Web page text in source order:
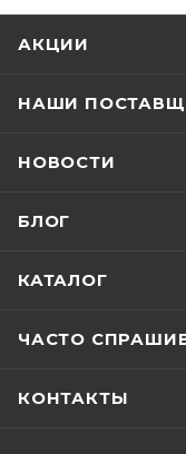
АКЦИИ
НАШИ
НОВОСТИ
БЛОГ
КАТАЛОГ
ЧАСТО
КОНТАКТЫ